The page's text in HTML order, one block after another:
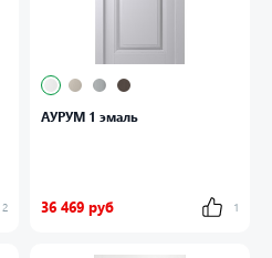
2
АУРУМ 1 эмаль
36 469 руб 1